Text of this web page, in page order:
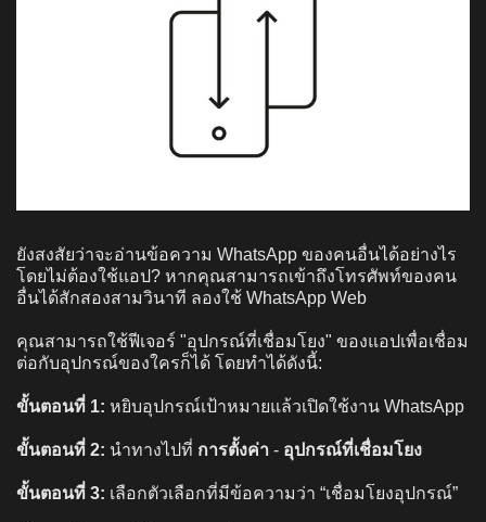
ยังสงสัยว่าจะอ่านข้อความ WhatsApp ของคนอื่นได้อย่างไร
โดยไม่ต้องใช้แอป? หากคุณสามารถเข้าถึงโทรศัพท์ของคน
อื่นได้สักสองสามวินาที ลองใช้ WhatsApp Web
คุณสามารถใช้ฟีเจอร์ "อุปกรณ์ที่เชื่อมโยง" ของแอปเพื่อเชื่อม
ต่อกับอุปกรณ์ของใครก็ได้ โดยทำได้ดังนี้:
ขั้นตอนที่ 1: หยิบอุปกรณ์เป้าหมายแล้วเปิดใช้งาน WhatsApp
ขั้นตอนที่ 2: นำทางไปที่ การตั้งค่า - อุปกรณ์ที่เชื่อมโยง
ขั้นตอนที่ 3: เลือกตัวเลือกที่มีข้อความว่า “เชื่อมโยงอุปกรณ์”